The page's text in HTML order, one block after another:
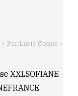
Par Lucie Coqué
XXLSOFIANE